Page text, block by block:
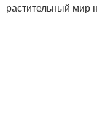
растительный мир